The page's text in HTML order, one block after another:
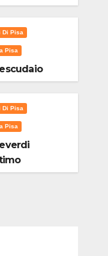
Di Pisa
Pisa
Di Pisa
Pisa